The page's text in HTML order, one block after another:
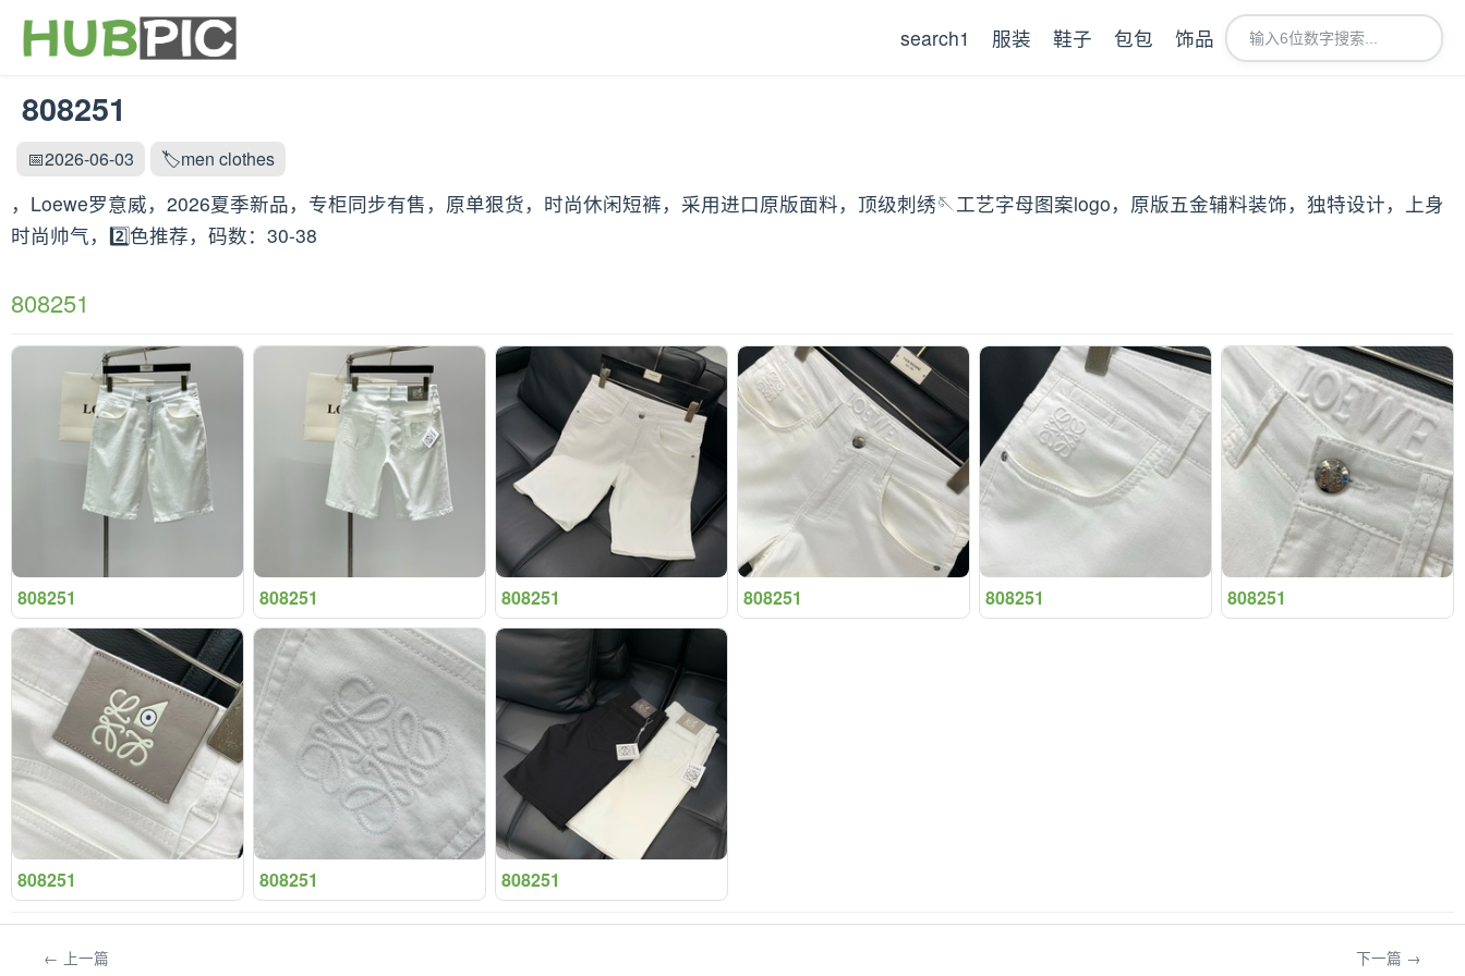
search1 服装 鞋子 包包 饰品
808251
📅2026-06-03 🏷️men clothes
，Loewe罗意威，2026夏季新品，专柜同步有售，原单狠货，时尚休闲短裤，采用进口原版面料，顶级刺绣🪡工艺字母图案logo，原版五金辅料装饰，独特设计，上身
时尚帅气，2️⃣色推荐，码数：30-38
808251
808251 808251 808251 808251 808251 808251
808251 808251 808251
← 上一篇 下一篇 →